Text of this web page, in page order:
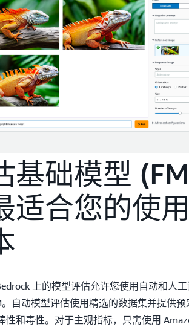
基础模型
适合您的使
上的模型评估允许您使用自动和人
。自动模型评估使用精选的数据集并提供
性和毒性。对于主观指标，只需使用